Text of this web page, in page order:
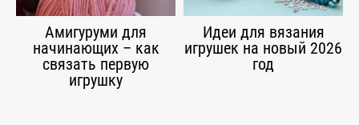
Амигуруми для
начинающих – как
связать первую
игрушку
Идеи для вязания
игрушек на новый 2026
год